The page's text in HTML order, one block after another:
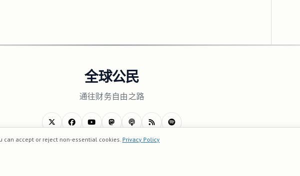
全球公民
通往财务自由之路
can accept or reject non-essential cookies. Privacy Policy